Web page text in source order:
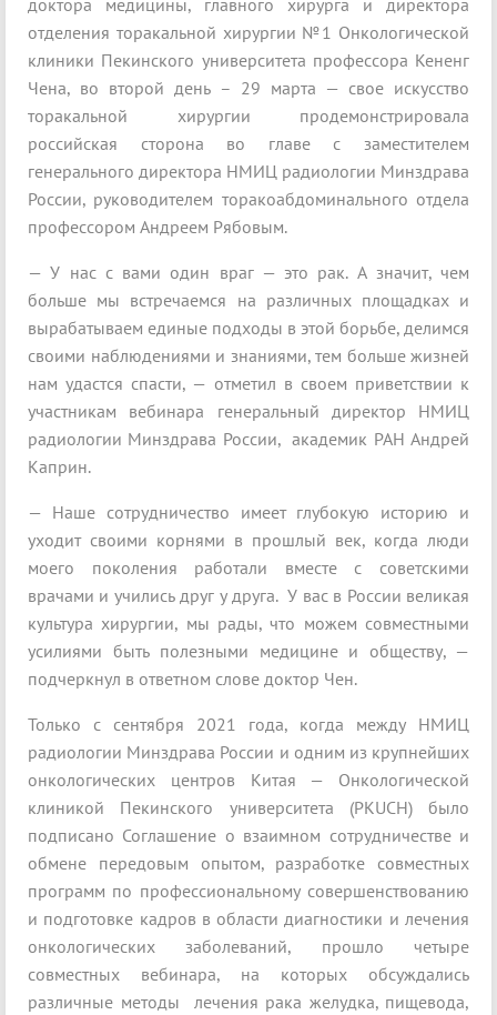
доктора медицины, главного хирурга и директора
отделения торакальной хирургии №1 Онкологической
клиники Пекинского университета профессора Кененг
Чена, во второй день – 29 марта — свое искусство
торакальной хирургии продемонстрировала
российская сторона во главе с заместителем
генерального директора НМИЦ радиологии Минздрава
России, руководителем торакоабдоминального отдела
профессором Андреем Рябовым.
— У нас с вами один враг — это рак. А значит, чем
больше мы встречаемся на различных площадках и
вырабатываем единые подходы в этой борьбе, делимся
своими наблюдениями и знаниями, тем больше жизней
нам удастся спасти, — отметил в своем приветствии к
участникам вебинара генеральный директор НМИЦ
радиологии Минздрава России, академик РАН Андрей
Каприн.
— Наше сотрудничество имеет глубокую историю и
уходит своими корнями в прошлый век, когда люди
моего поколения работали вместе с советскими
врачами и учились друг у друга. У вас в России великая
культура хирургии, мы рады, что можем совместными
усилиями быть полезными медицине и обществу, —
подчеркнул в ответном слове доктор Чен.
Только с сентября 2021 года, когда между НМИЦ
радиологии Минздрава России и одним из крупнейших
онкологических центров Китая — Онкологической
клиникой Пекинского университета (PKUCH) было
подписано Соглашение о взаимном сотрудничестве и
обмене передовым опытом, разработке совместных
программ по профессиональному совершенствованию
и подготовке кадров в области диагностики и лечения
онкологических заболеваний, прошло четыре
совместных вебинара, на которых обсуждались
различные методы лечения рака желудка, пищевода,